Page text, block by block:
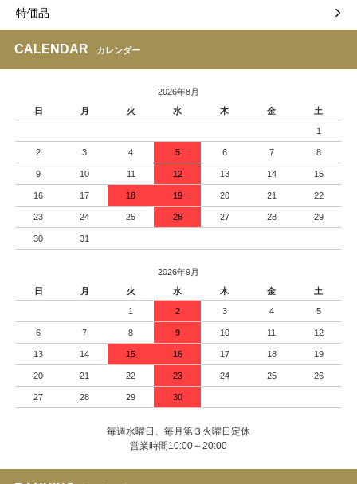
特価品
CALENDAR カレンダー
2026年8月
日
月 火 水 木 金 土
1
2 3 4 5 6 7 8
9 10 11 12 13 14 15
16 17 18 19 20 21 22
23 24 25 26 27 28 29
30 31
2026年9月
日
月 火 水 木 金 土
1 2 3 4 5
6 7 8 9 10 11 12
13 14 15 16 17 18 19
20 21 22 23 24 25 26
27 28 29 30
毎週水曜日、毎月第３火曜日定休
営業時間10:00～20:00